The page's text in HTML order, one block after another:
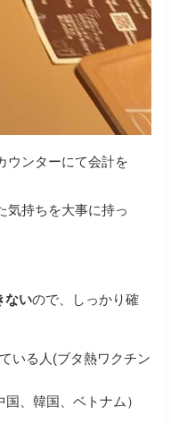
ウンターにて会計を
気持ちを大事に持っ
ないので、しっかり確
いる人(ブタ熱ワクチン
、韓国、ベトナム）